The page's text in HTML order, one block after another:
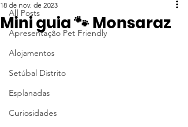
All Posts
Apresentação Pet Friendly
Alojamentos
Setúbal Distrito
Esplanadas
Curiosidades
Mini guia 🐾 Monsaraz
18 de nov. de 2023